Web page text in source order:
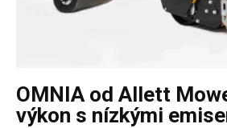
OMNIA od Allett
výkon s nízkými